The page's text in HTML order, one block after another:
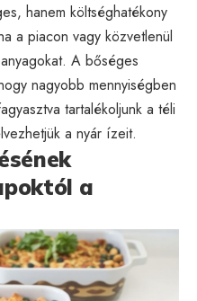
hanem költséghatékony
a piacon vagy közvetlenül
A bőséges
nagyobb mennyiségben
tartalékoljunk a téli
a nyár ízeit.
a